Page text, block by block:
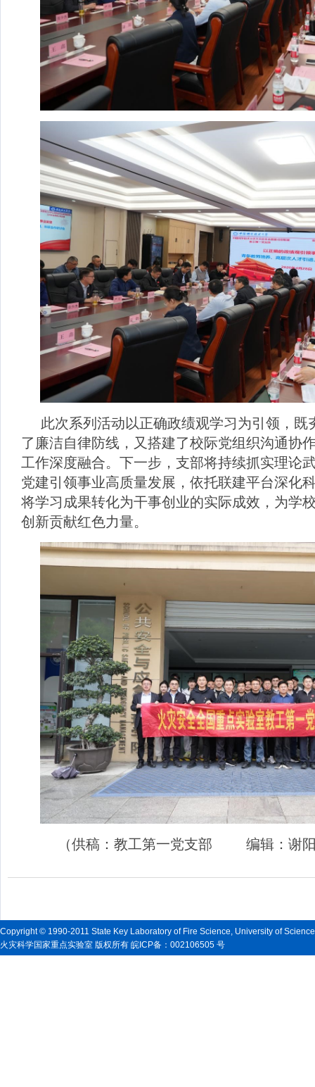
此次系列活动以正确政绩观学习为引领，既
了廉洁自律防线，又搭建了校际党组织沟通协
工作深度融合。下一步，支部将持续抓实理论
党建引领事业高质量发展，依托联建平台深化
将学习成果转化为干事创业的实际成效，为学
创新贡献红色力量。
（供稿：教工第一党支部 编辑：
Copyright © 1990-2011 State Key Laboratory of Fire Science, University of
火灾科学国家重点实验室 版权所有 皖ICP备：002106505 号